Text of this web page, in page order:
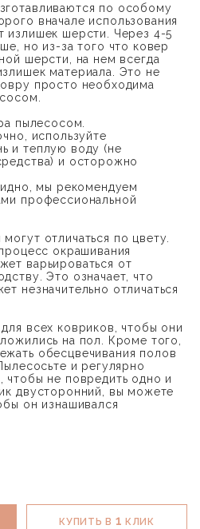
по особому
вначале использования
излишек шерсти. Через 4-5
но из-за того что ковер
шерсти, на нем всегда
материала. Это не
просто необходима
пылесосом.
используйте
и теплую воду (не
и осторожно
мы рекомендуем
профессиональной
отличаться по цвету.
окрашивания
варьироваться от
Это означает, что
незначительно отличаться
всех ковриков, чтобы они
на пол. Кроме того,
обесцвечивания полов
и регулярно
чтобы не повредить одно и
двусторонний, вы можете
он изнашивался
КУПИТЬ В 1 КЛИК